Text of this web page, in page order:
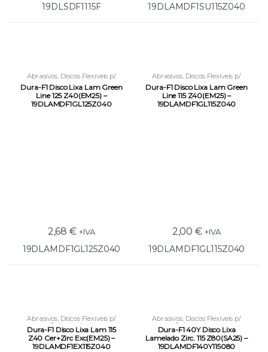
19DLSDF1115F 19DLAMDF1SU115Z040
Abrasivos, Discos Flexíveis p/
Rebarbadora
Dura-F1 Disco Lixa Lam Green
Line 125 Z40(EM25) –
19DLAMDF1GL125Z040
2,68€ +IVA
19DLAMDF1GL125Z040
Abrasivos, Discos Flexíveis p/
Rebarbadora
Dura-F1 Disco Lixa Lam Green
Line 115 Z40(EM25) –
19DLAMDF1GL115Z040
2,00€ +IVA
19DLAMDF1GL115Z040
Abrasivos, Discos Flexíveis p/
Rebarbadora
Dura-F1 Disco Lixa Lam 115
Z40 Cer+Zirc Exc(EM25) –
19DLAMDF1EX115Z040
Abrasivos, Discos Flexíveis p/
Rebarbadora
Dura-F1 40Y Disco Lixa
Lamelado Zirc. 115 Z80(SA25) –
19DLAMDF140Y115080